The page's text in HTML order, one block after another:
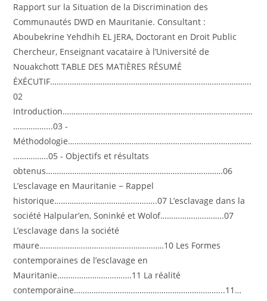
Rapport sur la Situation de la Discrimination des
Communautés DWD en Mauritanie. Consultant :
Aboubekrine Yehdhih EL JERA, Doctorant en Droit Public
Chercheur, Enseignant vacataire à l’Université de
Nouakchott TABLE DES MATIÈRES RÉSUMÉ
ÉXÉCUTIF………………………………………………………………………………..
02
Introduction……………………………………………………………………………
……………...03 -
Méthodologie…………………………………………………………………………
…………….05 - Objectifs et résultats
obtenus………………………………………………………………………06
L’esclavage en Mauritanie − Rappel
historique………………………………………..07 L’esclavage dans la
société Halpular’en, Soninké et Wolof………………………..07
L’esclavage dans la société
maure…………………………………………………10 Les Formes
contemporaines de l’esclavage en
Mauritanie…………………………….11 La réalité
contemporaine…………………………………………………………...11…